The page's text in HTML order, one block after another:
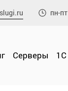
пн-
Cерверы 1С